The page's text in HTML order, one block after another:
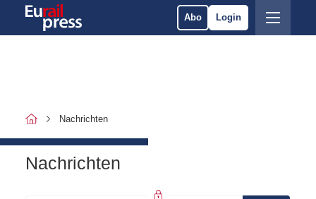
Abo Login
Nachrichten
Nachrichten